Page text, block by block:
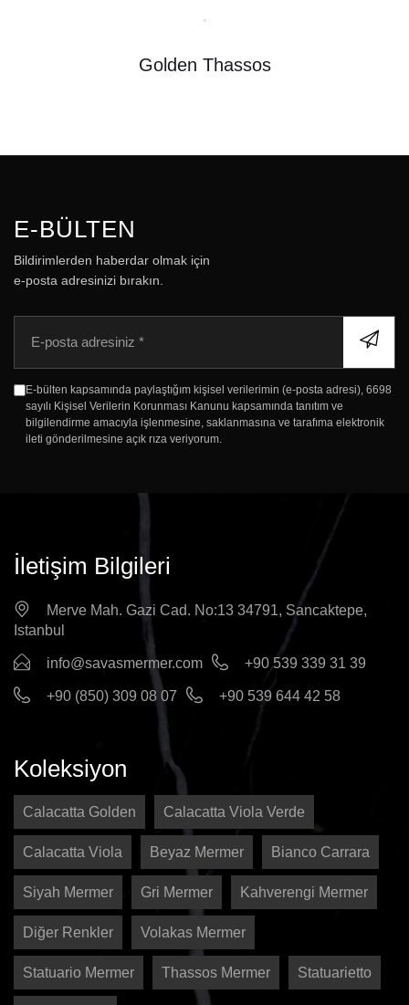
Golden Thassos
E-BÜLTEN
Bildirimlerden haberdar olmak için
e-posta adresinizi bırakın.
o E-bülten kapsamında paylaştığım kişisel verilerimin (e-posta adresi), 6698
sayılı Kişisel Verilerin Korunması Kanunu kapsamında tanıtım ve
bilgilendirme amacıyla işlenmesine, saklanmasına ve tarafıma elektronik
ileti gönderilmesine açık rıza veriyorum.
İletişim Bilgileri
Merve Mah. Gazi Cad. No:13 34791, Sancaktepe,
Istanbul
info@savasmermer.com +90 539 339 31 39
+90 (850) 309 08 07 +90 539 644 42 58
Koleksiyon
Calacatta Golden Calacatta Viola Verde
Calacatta Viola Beyaz Mermer Bianco Carrara
Siyah Mermer Gri Mermer Kahverengi Mermer
Diğer Renkler Volakas Mermer
Statuario Mermer Thassos Mermer Statuarietto